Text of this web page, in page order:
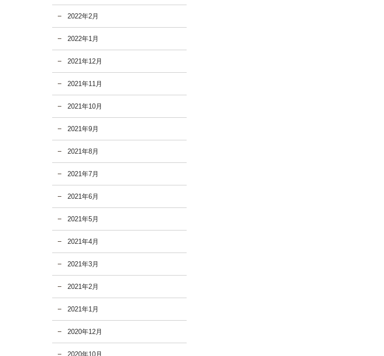
2022年2月
2022年1月
2021年12月
2021年11月
2021年10月
2021年9月
2021年8月
2021年7月
2021年6月
2021年5月
2021年4月
2021年3月
2021年2月
2021年1月
2020年12月
2020年10月